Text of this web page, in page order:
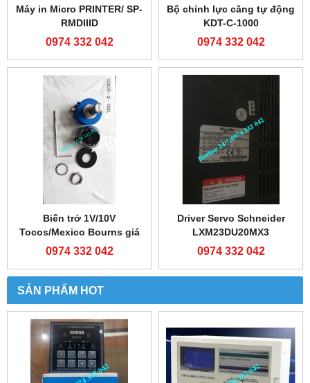
Máy in Micro PRINTER/ SP-
RMDIIID
0974 332 042
Bộ chỉnh lực căng tự động
KDT-C-1000
0974 332 042
Biến trở 1V/10V
Tocos/Mexico Bourns giá
rẻ
0974 332 042
Driver Servo Schneider
LXM23DU20MX3
0974 332 042
SẢN PHẨM HOT